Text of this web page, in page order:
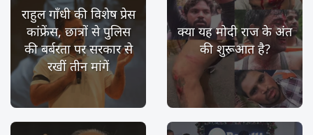
राहुल गाँधी की विशेष प्रेस
कांफ्रेंस, छात्रों से पुलिस
की बर्बरता पर सरकार से
रखीं तीन मांगें
क्या यह मोदी राज के अंत
की शुरूआत है?